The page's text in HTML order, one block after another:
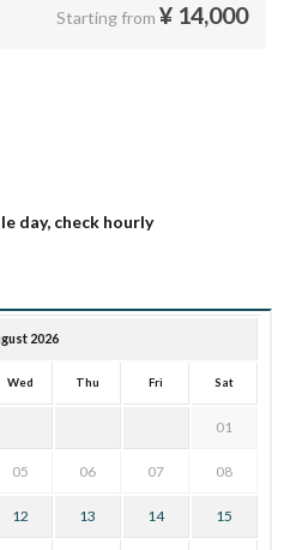
Starting from ¥ 14,000
day, check hourly
2026
Wed Thu Fri Sat
01
05 06 07 08
12 13 14 15